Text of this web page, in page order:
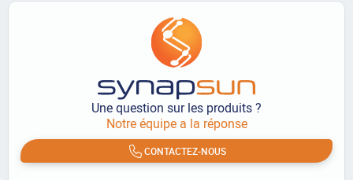
Une question sur les produits ?
Notre équipe a la réponse
CONTACTEZ-NOUS